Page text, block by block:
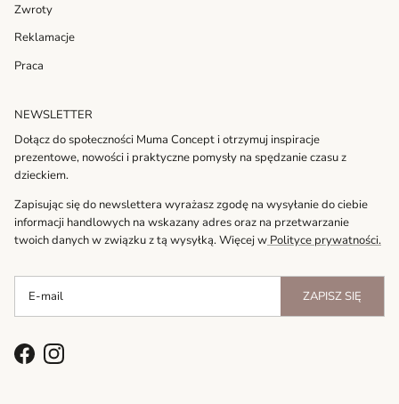
Zwroty
Reklamacje
Praca
NEWSLETTER
Dołącz do społeczności Muma Concept i otrzymuj inspiracje
prezentowe, nowości i praktyczne pomysły na spędzanie czasu z
dzieckiem.
Zapisując się do newslettera wyrażasz zgodę na wysyłanie do ciebie
informacji handlowych na wskazany adres oraz na przetwarzanie
twoich danych w związku z tą wysyłką. Więcej w Polityce prywatności.
ZAPISZ SIĘ
FacebookInstagram